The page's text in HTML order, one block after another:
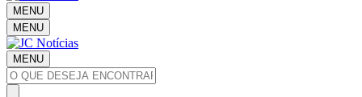
MENU
MENU
MENU